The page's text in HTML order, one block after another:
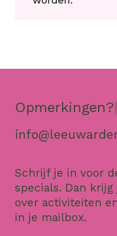
Opmerkingen?|
Schrijf je in voor
specials. Dan
over activiteiten
in je mailbox.